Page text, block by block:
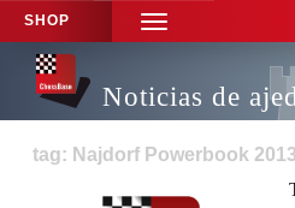
SHOP
TOGGLE
NAVIGATION
Noticias de
tag: Najdorf Powerbook